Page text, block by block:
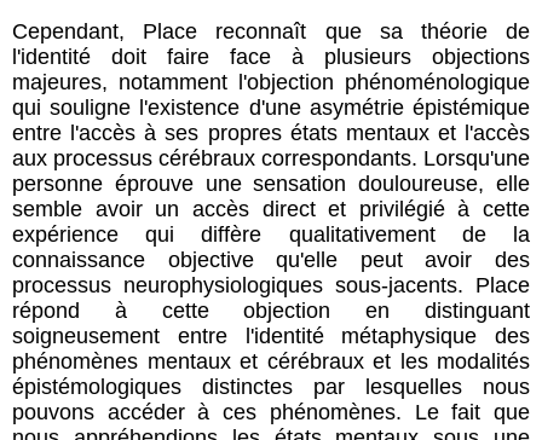
Cependant, Place reconnaît que sa théorie de
l'identité doit faire face à plusieurs objections
majeures, notamment l'objection phénoménologique
qui souligne l'existence d'une asymétrie épistémique
entre l'accès à ses propres états mentaux et l'accès
aux processus cérébraux correspondants. Lorsqu'une
personne éprouve une sensation douloureuse, elle
semble avoir un accès direct et privilégié à cette
expérience qui diffère qualitativement de la
connaissance objective qu'elle peut avoir des
processus neurophysiologiques sous-jacents. Place
répond à cette objection en distinguant
soigneusement entre l'identité métaphysique des
phénomènes mentaux et cérébraux et les modalités
épistémologiques distinctes par lesquelles nous
pouvons accéder à ces phénomènes. Le fait que